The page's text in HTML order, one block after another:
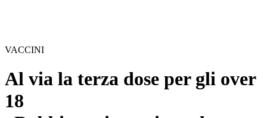
VACCINI
Al via la terza dose per gli over
18